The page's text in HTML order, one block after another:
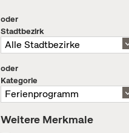
oder
Stadtbezirk
oder
Kategorie
Weitere Merkmale